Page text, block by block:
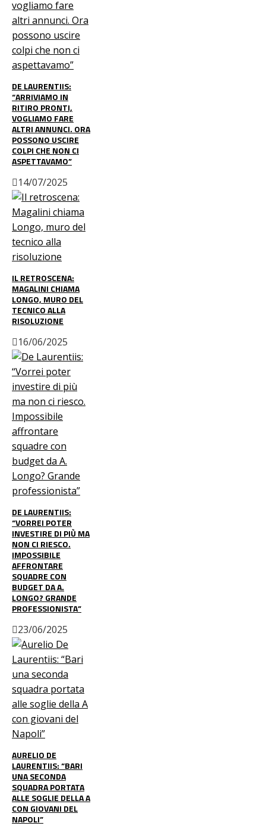
DE LAURENTIIS:
“ARRIVIAMO IN
RITIRO PRONTI,
VOGLIAMO FARE
ALTRI ANNUNCI. ORA
POSSONO USCIRE
COLPI CHE NON CI
ASPETTAVAMO”
14/07/2025
IL RETROSCENA:
MAGALINI CHIAMA
LONGO, MURO DEL
TECNICO ALLA
RISOLUZIONE
16/06/2025
DE LAURENTIIS:
“VORREI POTER
INVESTIRE DI PIÙ MA
NON CI RIESCO.
IMPOSSIBILE
AFFRONTARE
SQUADRE CON
BUDGET DA A.
LONGO? GRANDE
PROFESSIONISTA”
23/06/2025
AURELIO DE
LAURENTIIS: “BARI
UNA SECONDA
SQUADRA PORTATA
ALLE SOGLIE DELLA A
CON GIOVANI DEL
NAPOLI”